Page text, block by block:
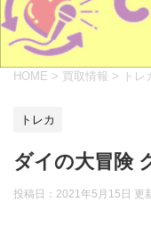
HOME > 買取情報 > トレ
トレカ
ダイの大冒険
投稿日：2021年5月15日 更